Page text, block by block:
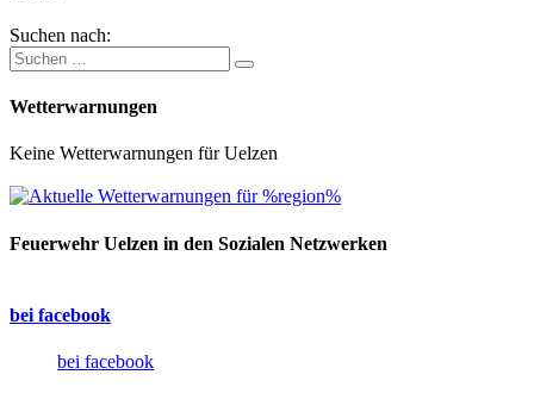
Suchen nach:
Wetterwarnungen
Keine Wetterwarnungen für Uelzen
Feuerwehr Uelzen in den Sozialen Netzwerken
bei facebook
bei facebook